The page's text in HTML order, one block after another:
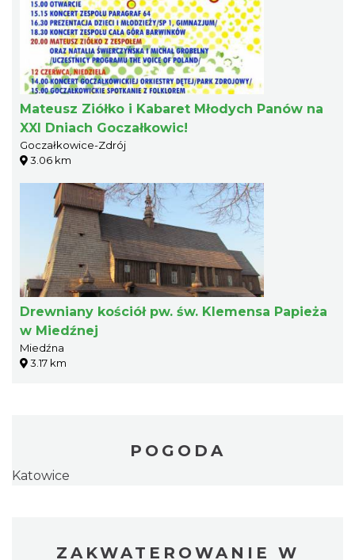
Mateusz Ziółko i Kabaret Młodych Panów na
XXI Dniach Goczałkowic!
Goczałkowice-Zdrój
3.06 km
Drewniany kościół pw. św. Klemensa Papieża
w Miedźnej
Miedźna
3.17 km
POGODA
Katowice
ZAKWATEROWANIE W